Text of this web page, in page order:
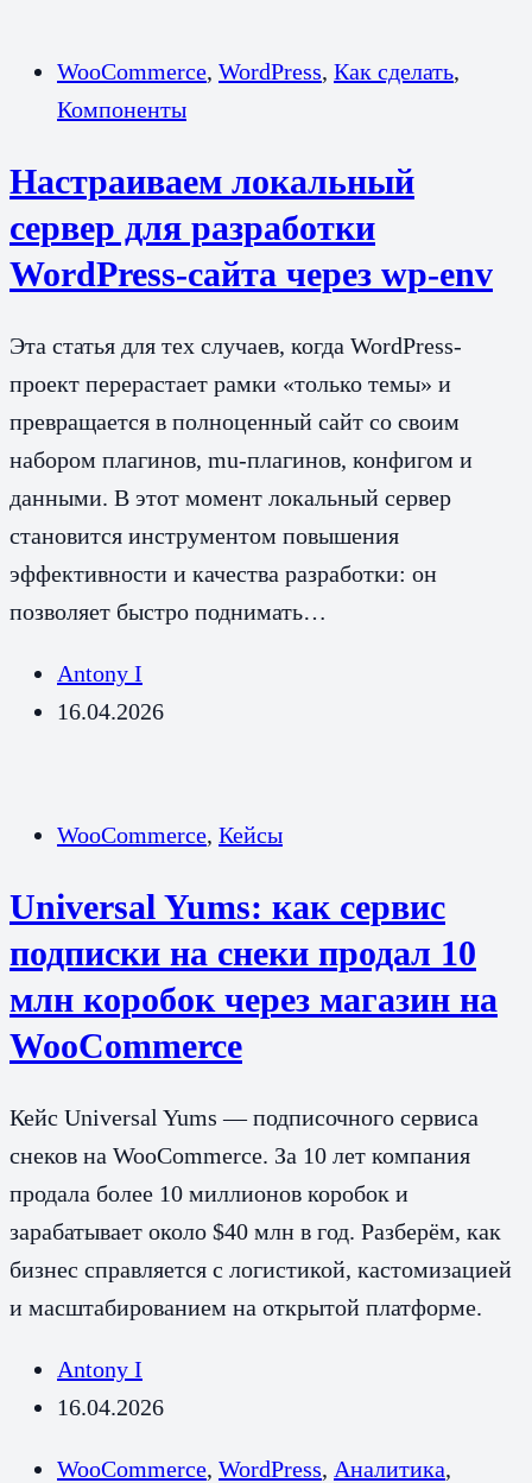
WooCommerce, WordPress, Как сделать,
Компоненты
Настраиваем локальный
сервер для разработки
WordPress-сайта через wp-env
Эта статья для тех случаев, когда WordPress-
проект перерастает рамки «только темы» и
превращается в полноценный сайт со своим
набором плагинов, mu-плагинов, конфигом и
данными. В этот момент локальный сервер
становится инструментом повышения
эффективности и качества разработки: он
позволяет быстро поднимать…
Antony I
16.04.2026
WooCommerce, Кейсы
Universal Yums: как сервис
подписки на снеки продал 10
млн коробок через магазин на
WooCommerce
Кейс Universal Yums — подписочного сервиса
снеков на WooCommerce. За 10 лет компания
продала более 10 миллионов коробок и
зарабатывает около $40 млн в год. Разберём, как
бизнес справляется с логистикой, кастомизацией
и масштабированием на открытой платформе.
Antony I
16.04.2026
WooCommerce, WordPress, Аналитика,